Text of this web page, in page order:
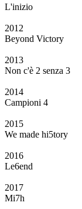
L'inizio
2012
Beyond Victory
2013
Non c'è 2 senza 3
2014
Campioni 4
2015
We made hi5tory
2016
Le6end
2017
Mi7h